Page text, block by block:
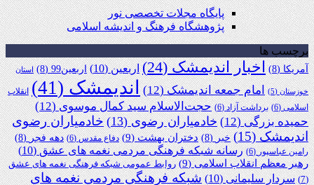
پایگاه مجلات تخصصی نور
پژوهشگاه فرهنگ و اندیشه اسلامی
برچسب ها
آمریکا(8) اخبار اندیمشک(24) اربعین(10) اربعین99 (8) استان
خوزستان(5) امام جمعه اندیمشک(12) اندیمشک(41)
انقلاب
اسلامی(6) برداشت آزاد(6) حجت‌الاسلام سید کمال موسوی(12)
حمیده بزرگی(12) خادمیاران رضوی(13)
خادمیاران رضوی
اندیمشک(15) خبر(8) دختران بهشت(9) دفاع مقدس(6) دهه فجر(8)
رامین عباسپور(6) رسانه شبکه فرهنگی مردمی نغمه های عشق(10)
رهبر معظم انقلاب اسلامی(9)
روابط عمومی شبکه فرهنگی نغمه های عشق
(7)
سردار سلیمانی(10)
شبکه فرهنگی مردمی نغمه های